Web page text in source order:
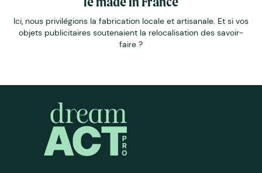
Ici, nous privilégions la fabrication locale et artisanale. Et si vos
objets publicitaires soutenaient la relocalisation des savoir-
faire ?